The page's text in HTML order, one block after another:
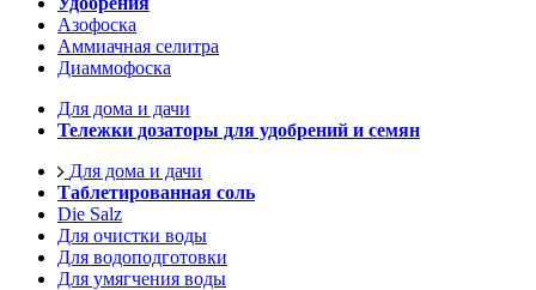
Азофоска
Аммиачная селитра
Диаммофоска
Для дома и дачи
Тележки дозаторы для удобрений и семян
Для дома и дачи
Таблетированная соль
Die Salz
Для очистки воды
Для водоподготовки
Для умягчения воды